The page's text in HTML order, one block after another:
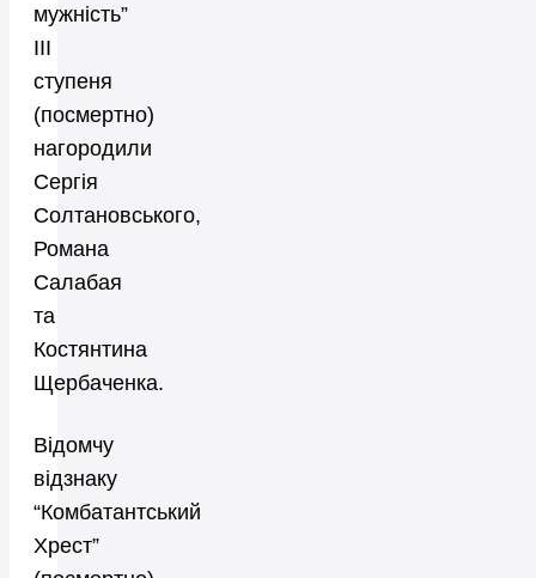
мужність”
III
ступеня
(посмертно)
нагородили
Сергія
Солтановського,
Романа
Салабая
та
Костянтина
Щербаченка.
Відомчу
відзнаку
“Комбатантський
Хрест”